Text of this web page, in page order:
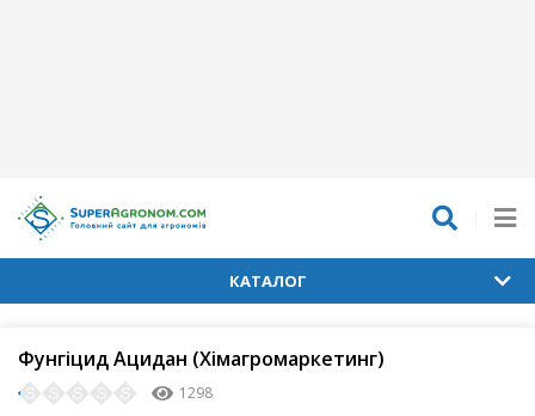
КАТАЛОГ
Фунгіцид Ацидан (Хімагромаркетинг)
1298